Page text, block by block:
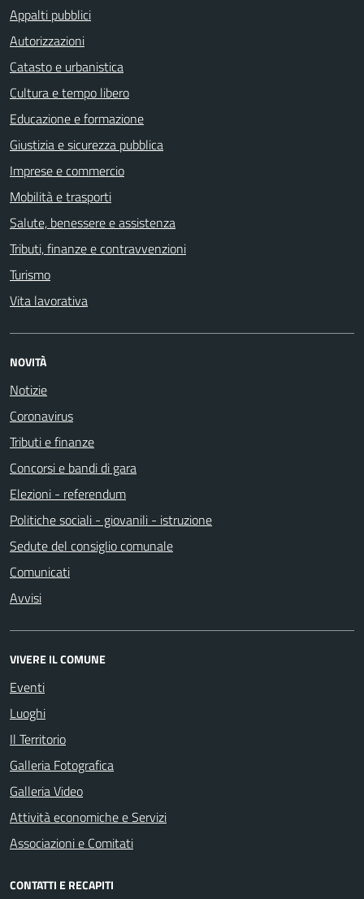
Appalti pubblici
Autorizzazioni
Catasto e urbanistica
Cultura e tempo libero
Educazione e formazione
Giustizia e sicurezza pubblica
Imprese e commercio
Mobilità e trasporti
Salute, benessere e assistenza
Tributi, finanze e contravvenzioni
Turismo
Vita lavorativa
NOVITÀ
Notizie
Coronavirus
Tributi e finanze
Concorsi e bandi di gara
Elezioni - referendum
Politiche sociali - giovanili - istruzione
Sedute del consiglio comunale
Comunicati
Avvisi
VIVERE IL COMUNE
Eventi
Luoghi
Il Territorio
Galleria Fotografica
Galleria Video
Attività economiche e Servizi
Associazioni e Comitati
CONTATTI E RECAPITI